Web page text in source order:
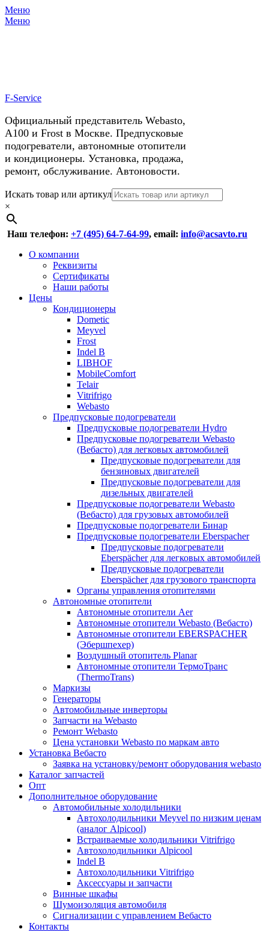
Меню
Меню
F-Service
Официальный представитель Webasto,
А100 и Frost в Москве. Предпусковые
подогреватели, автономные отопители
и кондиционеры. Установка, продажа,
ремонт, обслуживание. Автоновости.
Header
Right
Menu
Перейти
к
содержимому
Искать товар или артикул
×
Наш телефон: +7 (495) 64-7-64-99, email: info@acsavto.ru
Основное
Перейти
содержимому
О компании
Реквизиты
Сертификаты
Наши работы
Цены
Кондиционеры
Dometic
Meyvel
Frost
Indel B
LIBHOF
MobileComfort
Telair
Vitrifrigo
Webasto
Предпусковые подогреватели
Предпусковые подогреватели Hydro
Предпусковые подогреватели Webasto
(Вебасто) для легковых автомобилей
Предпусковые подогреватели для
бензиновых двигателей
Предпусковые подогреватели для
дизельных двигателей
Предпусковые подогреватели Webasto
(Вебасто) для грузовых автомобилей
Предпусковые подогреватели Бинар
Предпусковые подогреватели Eberspacher
Предпусковые подогреватели
Eberspächer для легковых автомобилей
Предпусковые подогреватели
Eberspächer для грузового транспорта
Органы управления отопителями
Автономные отопители
Автономные отопители Аer
Автономные отопители Webasto (Вебасто)
Автономные отопители EBERSPACHER
(Эбершпехер)
Воздушный отопитель Planar
Автономные отопители ТермоТранс
(ThermoTrans)
Маркизы
Генераторы
Автомобильные инверторы
Запчасти на Webasto
Ремонт Webasto
Цена установки Webasto по маркам авто
Установка Вебасто
Заявка на установку/ремонт оборудования webasto
Каталог запчастей
Опт
Дополнительное оборудование
Автомобильные холодильники
Автохолодильники Meyvel по низким ценам
(аналог Alpicool)
Встраиваемые холодильники Vitrifrigo
Автохолодильники Alpicool
Indel B
Автохолодильники Vitrifrigo
Аксессуары и запчасти
Винные шкафы
Шумоизоляция автомобиля
Сигнализации с управлением Вебасто
Контакты
У нас космические скидки на